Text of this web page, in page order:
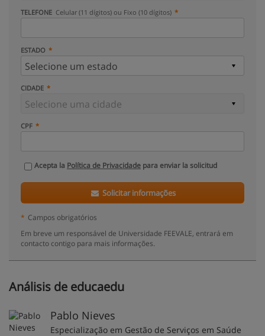
TELEFONE Celular (11 dígitos) ou Fixo (10 dígitos)
ESTADO
CIDADE
CPF
Acepta la Política de Privacidade para enviar la solicitud
Solicitar informações
* Campos obrigatórios
Em breve um responsável de Universidade FEEVALE, entrará em
contacto contigo para mais informações.
Análisis de educaedu
Pablo Nieves
Especialização em Gestão de Serviços em Saúde